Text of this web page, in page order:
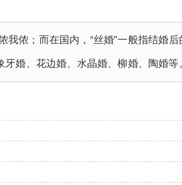
侬；而在国内，“丝婚”一般指结婚
婚、花边婚、水晶婚、柳婚、陶婚等